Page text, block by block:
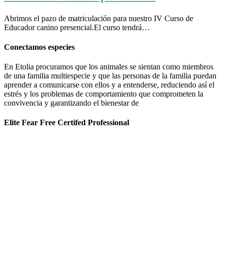
Abrimos el pazo de matriculación para nuestro IV Curso de
Educador canino presencial.El curso tendrá…
Conectamos especies
En Etolia procuramos que los animales se sientan como miembros
de una familia multiespecie y que las personas de la familia puedan
aprender a comunicarse con ellos y a entenderse, reduciendo así el
estrés y los problemas de comportamiento que comprometen la
convivencia y garantizando el bienestar de
Elite Fear Free Certifed Professional